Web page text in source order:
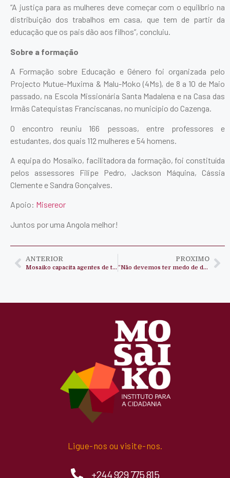
“A justiça para as mulheres deve começar com o equilíbrio na
distribuição dos trabalhos em casa, que tem de partir da
educação que os pais dão aos filhos”, concluiu.
Sobre a formação
A Formação sobre Educação e Género foi organizada pelo
Projecto Mutue-Muxima & Malu-Moko (4Ms), de 8 a 10 de Maio
passado, na Escola Missionária Santa Madalena e na Casa das
Irmãs Catequistas Franciscanas, no município do Cazenga.
O encontro reuniu 166 pessoas, entre professores e
estudantes, dos quais 112 mulheres e 54 homens.
A equipa do Mosaiko, facilitadora da formação, foi constituída
pelos assessores Filipe Pedro, Jackson Máquina, Cássia
Clemente e Sandra Gonçalves.
Apoio: Misereor
Juntos por uma Angola melhor!
ANTERIOR
Mosaiko capacita agentes de transformação
PROXIMO
“Não devemos ter medo de dizer aquilo que não funciona bem”
Ligue-nos ou visite-nos.
+244 929 775 815